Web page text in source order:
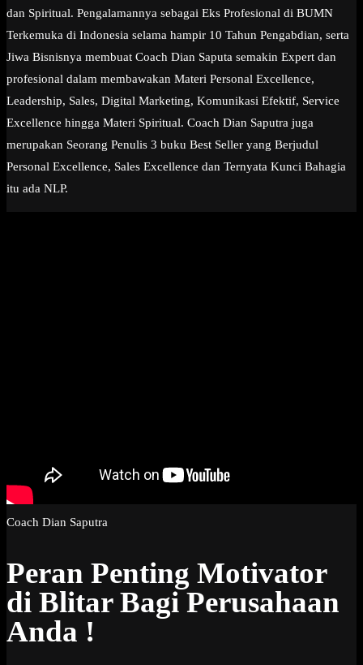
dan Spiritual. Pengalamannya sebagai Eks Profesional di BUMN
Terkemuka di Indonesia selama hampir 10 Tahun Pengabdian, serta
Jiwa Bisnisnya membuat Coach Dian Saputa semakin Expert dan
profesional dalam membawakan Materi Personal Excellence,
Leadership, Sales, Digital Marketing, Komunikasi Efektif, Service
Excellence hingga Materi Spiritual. Coach Dian Saputra juga
merupakan Seorang Penulis 3 buku Best Seller yang Berjudul
Personal Excellence, Sales Excellence dan Ternyata Kunci Bahagia
itu ada NLP.
Coach Dian Saputra
Peran Penting Motivator
di Blitar Bagi Perusahaan
Anda !